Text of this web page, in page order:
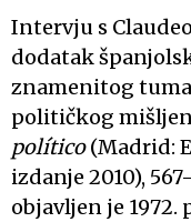
Intervju s
dodatak
znamenitog
političkog
político(Madrid:
izdanje 2010),
objavljen je 1972.